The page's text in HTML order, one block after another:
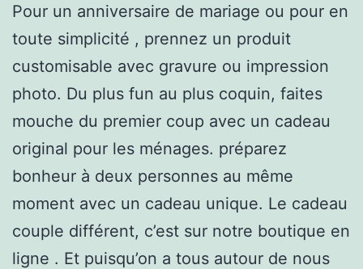
Pour un anniversaire de mariage ou pour en
toute simplicité , prennez un produit
customisable avec gravure ou impression
photo. Du plus fun au plus coquin, faites
mouche du premier coup avec un cadeau
original pour les ménages. préparez
bonheur à deux personnes au même
moment avec un cadeau unique. Le cadeau
couple différent, c’est sur notre boutique en
ligne . Et puisqu’on a tous autour de nous